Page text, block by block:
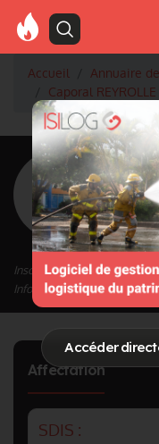
Accéder
Accueil
Annuaire
Caporal
<
Inscrit depuis le 11/09/2020
Informations mises à jour le
Affectation
SDIS :